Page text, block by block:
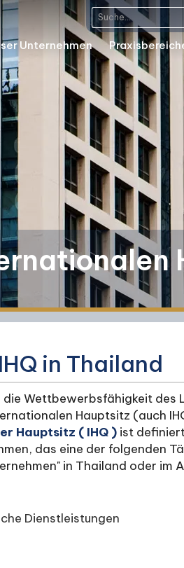
Unternehmen
in Thailand
die Wettbewerbsfähigkeit des
Hauptsitz (auch
Hauptsitz ( IHQ ) ist
das eine der folgenden
in Thailand oder im
Dienstleistungen